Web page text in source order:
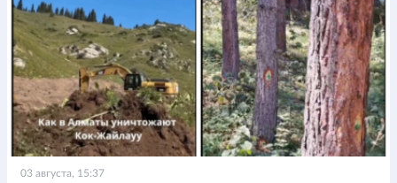
03 августа, 15:37